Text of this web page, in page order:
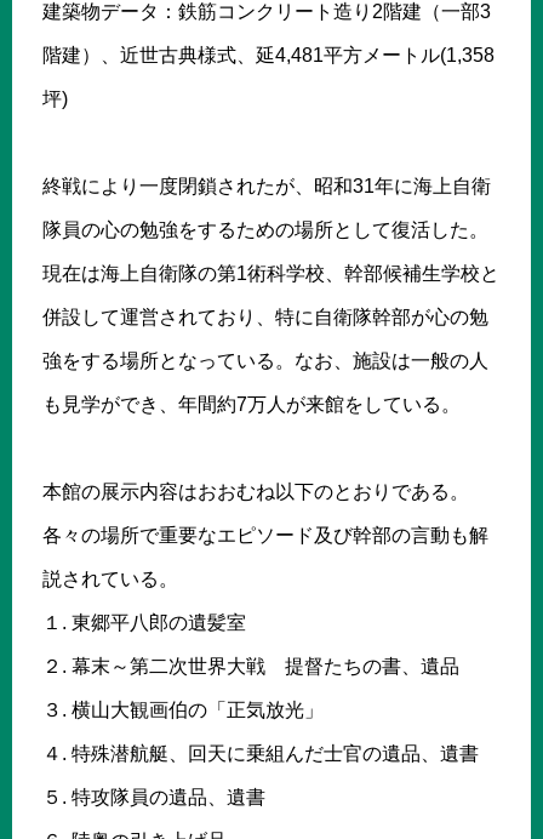
建築物データ：鉄筋コンクリート造り2階建（一部3
階建）、近世古典様式、延4,481平方メートル(1,358
坪)
終戦により一度閉鎖されたが、昭和31年に海上自衛
隊員の心の勉強をするための場所として復活した。
現在は海上自衛隊の第1術科学校、幹部候補生学校と
併設して運営されており、特に自衛隊幹部が心の勉
強をする場所となっている。なお、施設は一般の人
も見学ができ、年間約7万人が来館をしている。
本館の展示内容はおおむね以下のとおりである。
各々の場所で重要なエピソード及び幹部の言動も解
説されている。
１. 東郷平八郎の遺髪室
２. 幕末～第二次世界大戦 提督たちの書、遺品
３. 横山大観画伯の「正気放光」
４. 特殊潜航艇、回天に乗組んだ士官の遺品、遺書
５. 特攻隊員の遺品、遺書